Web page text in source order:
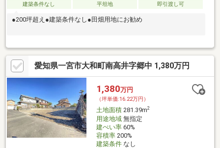
建築条件なし 平坦地 即引渡し可
●200坪超え●建築条件なし●田畑用地にお勧め
愛知県一宮市大和町南高井字郷中 1,380万円
1,380万円
（坪単価:16.22万円）
土地面積281.39m2
用途地域無指定
建ぺい率60%
容積率200%
建築条件なし